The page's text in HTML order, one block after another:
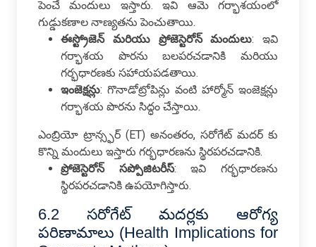
పెంచే మందులు ఇస్తారు. ఇవి ఆమె గర్భాశయంలో
గుడ్డుకణాల నాణ్యతను పెంచుతాయి.
ఈస్ట్రోజెన్ మరియు ప్రోజెస్టెరోన్ మందులు: ఇవి
గర్భాశయ పొరను బలపరచడానికి మరియు
గర్భధారణకు సహాయపడతాయి.
ఇంజెక్షన్లు: గొనాడోట్రోపిన్లు వంటి హార్మోన్ ఇంజెక్షన్లు
గర్భాశయ పొరను సిద్ధం చేస్తాయి.
ఎంబ్రియో ట్రాన్స్ఫర్ (ET) అనంతరం, సరోగేట్ మదర్ కు
కొన్ని మందులు ఇస్తారు గర్భధారణను స్థిరపరచడానికి.
ప్రోజెస్టెరోన్ సప్పోజిటరీస్: ఇవి గర్భధారణను
స్థిరపరచడానికి ఉపయోగిస్తారు.
6.2 సరోగేట్ మదర్లకు ఆరోగ్య
పరిణామాలు (Health Implications for